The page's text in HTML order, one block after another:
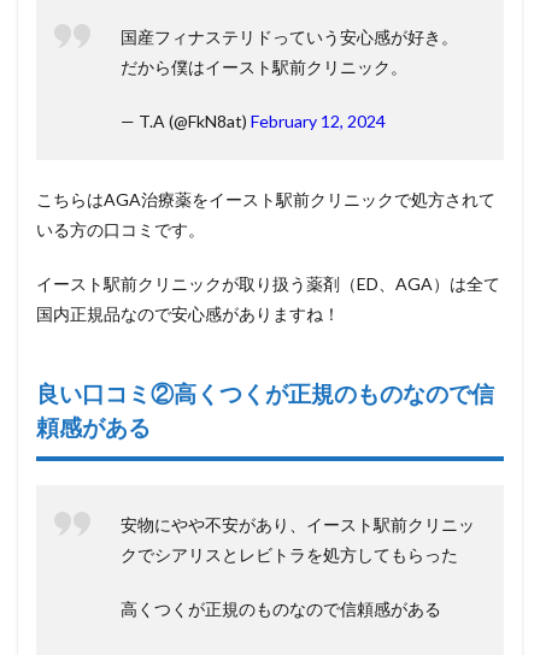
国産フィナステリドっていう安心感が好き。
だから僕はイースト駅前クリニック。
— T.A (@FkN8at) February 12, 2024
こちらはAGA治療薬をイースト駅前クリニックで処方されて
いる方の口コミです。
イースト駅前クリニックが取り扱う薬剤（ED、AGA）は全て
国内正規品なので安心感がありますね！
良い口コミ②高くつくが正規のものなので信
頼感がある
安物にやや不安があり、イースト駅前クリニッ
クでシアリスとレビトラを処方してもらった
高くつくが正規のものなので信頼感がある